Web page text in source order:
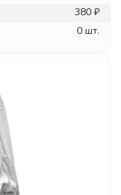
380 ₽
0 шт.